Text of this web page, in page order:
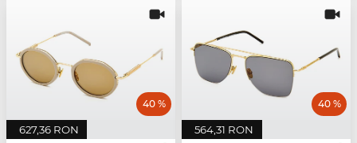
627,36 RON
40 %
564,31 RON
40 %